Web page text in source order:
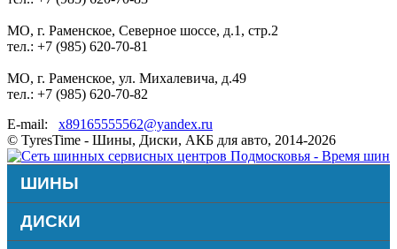
МО, г. Раменское, Северное шоссе, д.1, стр.2
тел.: +7 (985) 620-70-81
МО, г. Раменское, ул. Михалевича, д.49
тел.: +7 (985) 620-70-82
E-mail: x89165555562@yandex.ru
© TyresTime - Шины, Диски, АКБ для авто, 2014-2026
ШИНЫ
ДИСКИ